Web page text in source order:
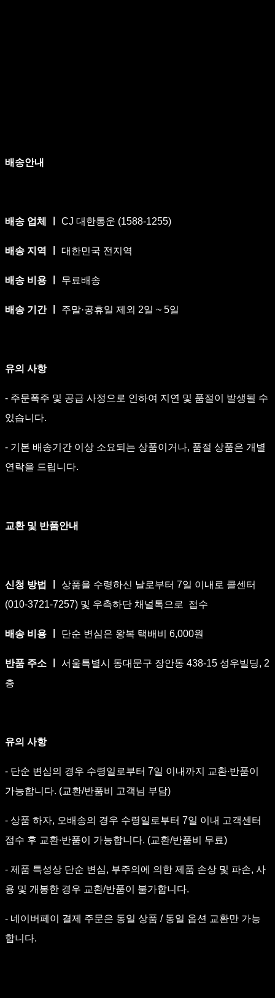
배송안내
배송 업체 ㅣ CJ 대한통운 (1588-1255)
배송 지역 ㅣ 대한민국 전지역
배송 비용 ㅣ 무료배송
배송 기간 ㅣ 주말·공휴일 제외 2일 ~ 5일
유의 사항
- 주문폭주 및 공급 사정으로 인하여 지연 및 품절이 발생될 수
있습니다.
- 기본 배송기간 이상 소요되는 상품이거나, 품절 상품은 개별
연락을 드립니다.
교환 및 반품안내
신청 방법 ㅣ 상품을 수령하신 날로부터 7일 이내로 콜센터
(010-3721-7257) 및 우측하단 채널톡으로 접수
배송 비용 ㅣ 단순 변심은 왕복 택배비 6,000원
반품 주소 ㅣ 서울특별시 동대문구 장안동 438-15 성우빌딩, 2
층
유의 사항
- 단순 변심의 경우 수령일로부터 7일 이내까지 교환∙반품이
가능합니다. (교환/반품비 고객님 부담)
- 상품 하자, 오배송의 경우 수령일로부터 7일 이내 고객센터
접수 후 교환∙반품이 가능합니다. (교환/반품비 무료)
- 제품 특성상 단순 변심, 부주의에 의한 제품 손상 및 파손, 사
용 및 개봉한 경우 교환/반품이 불가합니다.
- 네이버페이 결제 주문은 동일 상품 / 동일 옵션 교환만 가능
합니다.